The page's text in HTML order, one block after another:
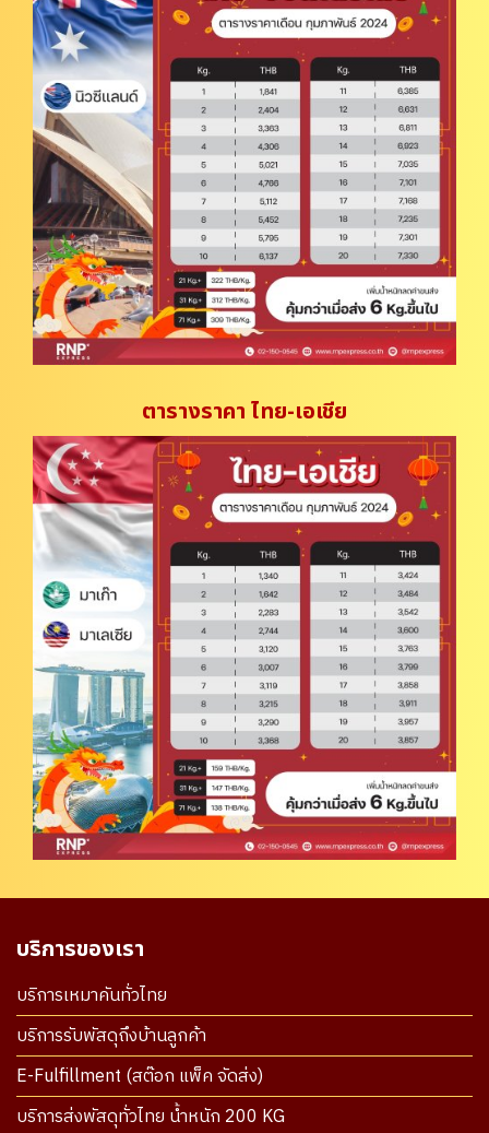
ตารางราคา ไทย-เอเชีย
บริการของเรา
บริการเหมาคันทั่วไทย
บริการรับพัสดุถึงบ้านลูกค้า
E-Fulfillment (สต๊อก แพ็ค จัดส่ง)
บริการส่งพัสดุทั่วไทย น้ำหนัก 200 KG